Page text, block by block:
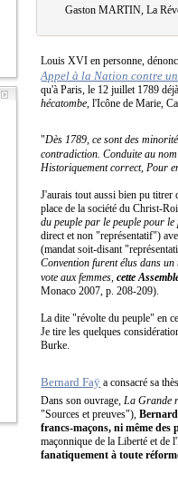
Gaston MARTIN, La
Louis XVI en personne,
Appel à la Nation contre
qu'à Paris, le 12 juillet 1789
hécatombe , l'Icône de Marie,
"Dès 1789, ce sont des
contradiction. Conduite au nom
Historiquement correct, Pour
J'aurais tout aussi bien pu
place de la société du Christ-
du peuple par le peuple pour le
direct et non "représentatif")
(mandat soit-disant
Convention furent élus dans
vote aux femmes,cette
Monaco 2007, p. 208-209).
La dite "révolte du peuple" en
Je tire les quelques
Burke.
Bernard Faÿ a consacré sa
Dans son ouvrage, La Grande
"Sources et preuves"),
francs-maçons, ni même
maçonnique de la Liberté et de
fanatiquement à toute